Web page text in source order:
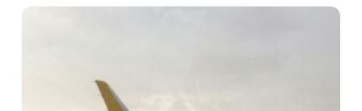
för...